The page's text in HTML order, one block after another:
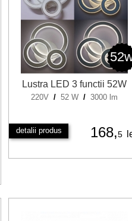
Lustra LED 3 functii 52W
220V / 52 W / 3000 lm
detalii produs 168,5